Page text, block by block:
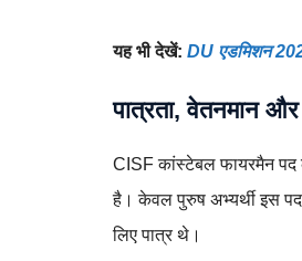
यह भी देखें: DU एडमिशन
पात्रता, वेतनमान
CISF कांस्टेबल फायरमैन पद
है। केवल पुरुष अभ्यर्थी इस
लिए पात्र थे।